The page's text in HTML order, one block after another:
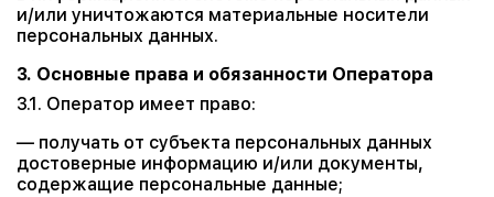
и/или уничтожаются материальные носители
персональных данных.
3. Основные права и обязанности Оператора
3.1. Оператор имеет право:
— получать от субъекта персональных данных
достоверные информацию и/или документы,
содержащие персональные данные;